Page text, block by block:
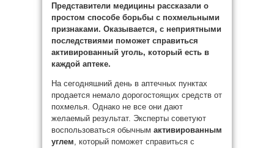
Представители медицины рассказали о
простом способе борьбы с похмельными
признаками. Оказывается, с неприятными
последствиями поможет справиться
активированный уголь, который есть в
каждой аптеке.
На сегодняшний день в аптечных пунктах
продается немало дорогостоящих средств от
похмелья. Однако не все они дают
желаемый результат. Эксперты советуют
воспользоваться обычным активированным
углем, который поможет справиться с